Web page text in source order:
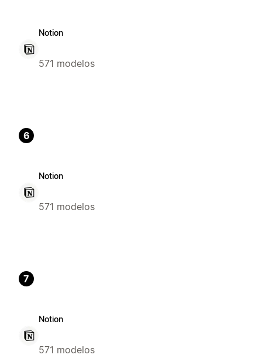
Notion
571 modelos
6
Notion
571 modelos
7
Notion
571 modelos